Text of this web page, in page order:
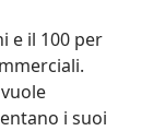
e il 100 per
i suoi